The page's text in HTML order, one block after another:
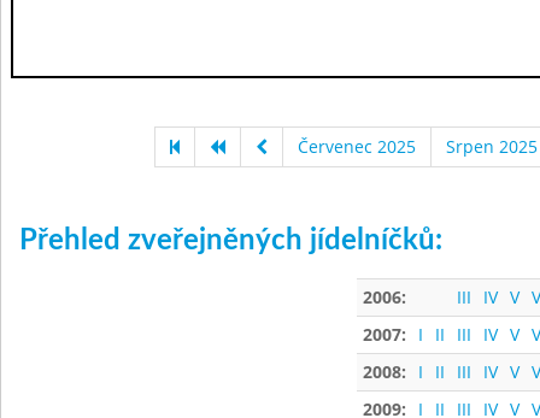
Červenec 2025 Srpen 2025
Přehled zveřejněných jídelníčků:
2006: III IV V
2007:
I II III IV V
2008:
I II III IV V
2009:
I II III IV V